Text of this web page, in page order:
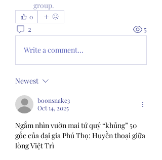
group.
0
2 5
Write a comment...
Newest
boonsnake3
Oct 14, 2025
Ngắm nhìn vườn mai tứ quý “khủng” 50
gốc của đại gia Phú Thọ: Huyền thoại giữa
lòng Việt Trì